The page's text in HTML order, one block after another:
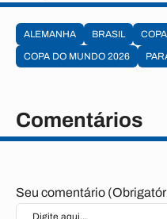
ALEMANHA BRASIL
COPA DO MUNDO 2026
Comentários
Seu comentário